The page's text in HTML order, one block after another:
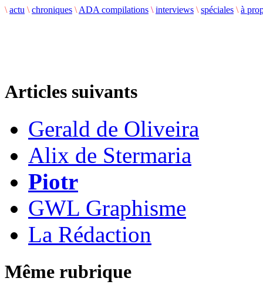
\ actu \ chroniques \ ADA compilations \ interviews \ spéciales \ à
Articles suivants
Gerald de Oliveira
Alix de Stermaria
Piotr
GWL Graphisme
La Rédaction
Même rubrique